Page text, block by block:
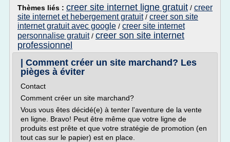
Thèmes liés : creer site internet ligne gratuit / creer
site internet et hebergement gratuit/ creer son site
internet gratuit avec google / creer site internet
personnalise gratuit/ creer son site internet
professionnel
| Comment créer un site marchand? Les
pièges à éviter
Contact
Comment créer un site marchand?
Vous vous êtes décidé(e) à tenter l'aventure de la vente
en ligne. Bravo! Peut être même que votre ligne de
produits est prête et que votre stratégie de promotion (en
tout cas sur le papier) est en place.